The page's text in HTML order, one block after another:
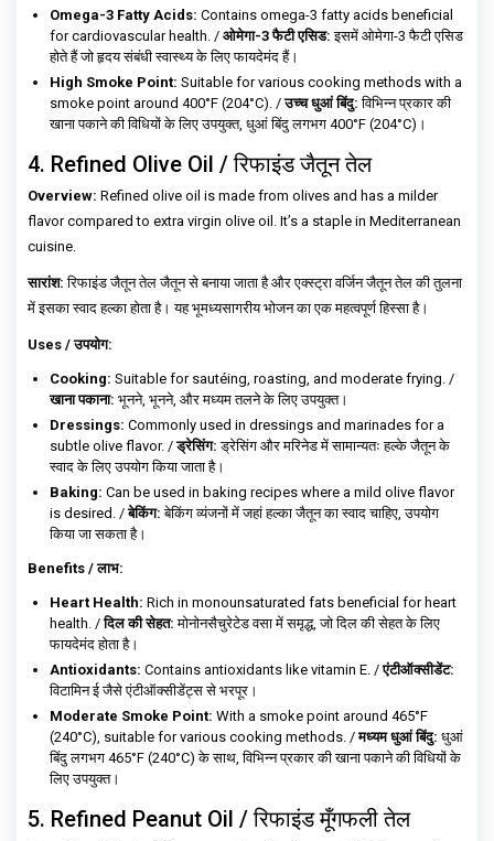
Omega-3 Fatty Acids: Contains omega-3 fatty acids beneficial
for cardiovascular health. / ओमेगा-3 फैटी एसिड: इसमें ओमेगा-3 फैटी एसिड
होते हैं जो हृदय संबंधी स्वास्थ्य के लिए फायदेमंद हैं।
High Smoke Point: Suitable for various cooking methods with a
smoke point around 400°F (204°C). /उच्च धुआं बिंदु: विभिन्न प्रकार की
खाना पकाने की विधियों के लिए उपयुक्त, धुआं बिंदु लगभग 400°F (204°C)।
4. Refined Olive Oil / रिफाइंड जैतून तेल
Overview: Refined olive oil is made from olives and has a milder
flavor compared to extra virgin olive oil. It’s a staple in Mediterranean
cuisine.
सारांश: रिफाइंड जैतून तेल जैतून से बनाया जाता है और एक्स्ट्रा वर्जिन जैतून तेल की तुलना
में इसका स्वाद हल्का होता है। यह भूमध्यसागरीय भोजन का एक महत्वपूर्ण हिस्सा है।
Uses / उपयोग:
Cooking: Suitable for sautéing, roasting, and moderate frying. /
खाना पकाना: भूनने, भूनने, और मध्यम तलने के लिए उपयुक्त।
Dressings: Commonly used in dressings and marinades for a
subtle olive flavor. /ड्रेसिंग: ड्रेसिंग और मरिनेड में सामान्यतः हल्के जैतून के
स्वाद के लिए उपयोग किया जाता है।
Baking: Can be used in baking recipes where a mild olive flavor
is desired. /बेकिंग: बेकिंग व्यंजनों में जहां हल्का जैतून का स्वाद चाहिए, उपयोग
किया जा सकता है।
Benefits / लाभ:
Heart Health: Rich in monounsaturated fats beneficial for heart
health. /दिल की सेहत: मोनोनसैचुरेटेड वसा में समृद्ध, जो दिल की सेहत के लिए
फायदेमंद होता है।
Antioxidants: Contains antioxidants like vitamin E. /एंटीऑक्सीडेंट:
विटामिन ई जैसे एंटीऑक्सीडेंट्स से भरपूर।
Moderate Smoke Point: With a smoke point around 465°F
(240°C), suitable for various cooking methods. /मध्यम धुआं बिंदु: धुआं
बिंदु लगभग 465°F (240°C) के साथ, विभिन्न प्रकार की खाना पकाने की विधियों के
लिए उपयुक्त।
5. Refined Peanut Oil / रिफाइंड मूँगफली तेल